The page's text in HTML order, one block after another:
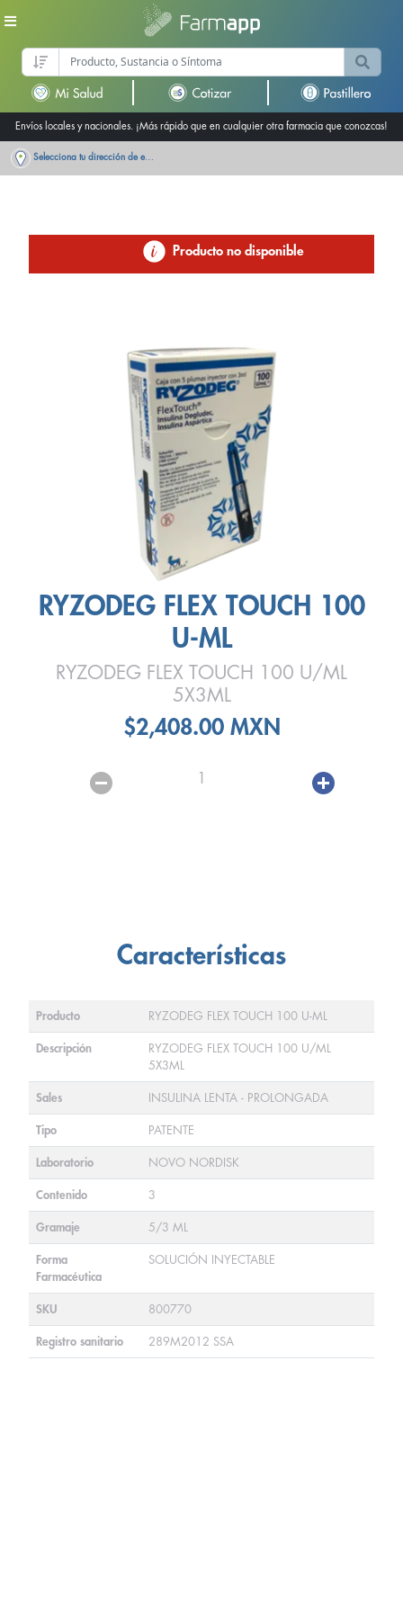
Envíos locales y nacionales. ¡Más rápido que en cualquier otra farmacia que conozcas!
Selecciona tu dirección de entrega
Producto no disponible
RYZODEG FLEX TOUCH 100
U-ML
RYZODEG FLEX TOUCH 100 U/ML
5X3ML
$2,408.00 MXN
1
Características
Producto RYZODEG FLEX TOUCH 100 U-ML
Descripción
RYZODEG FLEX TOUCH 100 U/ML
5X3ML
Sales INSULINA LENTA - PROLONGADA
Tipo PATENTE
Laboratorio NOVO NORDISK
Contenido 3
Gramaje 5/3 ML
Forma
Farmacéutica
SOLUCIÓN INYECTABLE
SKU 800770
Registro sanitario 289M2012 SSA